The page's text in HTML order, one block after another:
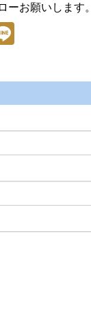
ーお願いします。